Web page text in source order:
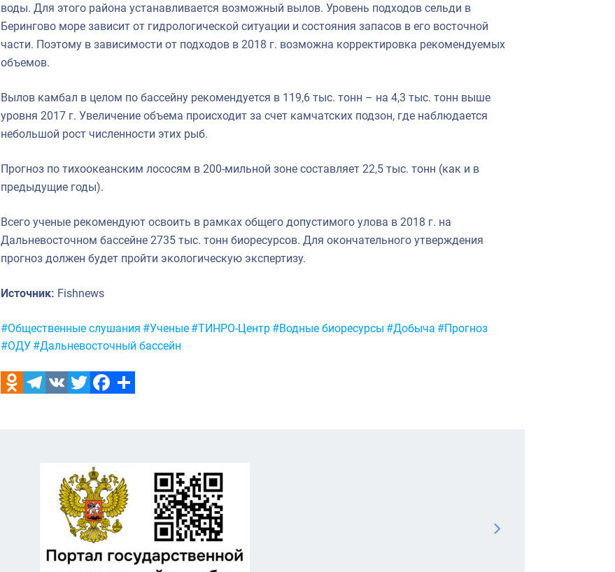
воды. Для этого района устанавливается возможный вылов. Уровень подходов сельди в
Берингово море зависит от гидрологической ситуации и состояния запасов в его восточной
части. Поэтому в зависимости от подходов в 2018 г. возможна корректировка рекомендуемых
объемов.
Вылов камбал в целом по бассейну рекомендуется в 119,6 тыс. тонн – на 4,3 тыс. тонн выше
уровня 2017 г. Увеличение объема происходит за счет камчатских подзон, где наблюдается
небольшой рост численности этих рыб.
Прогноз по тихоокеанским лососям в 200-мильной зоне составляет 22,5 тыс. тонн (как и в
предыдущие годы).
Всего ученые рекомендуют освоить в рамках общего допустимого улова в 2018 г. на
Дальневосточном бассейне 2735 тыс. тонн биоресурсов. Для окончательного утверждения
прогноз должен будет пройти экологическую экспертизу.
Источник: Fishnews
Метки:
#Общественные слушания #Ученые #ТИНРО-Центр #Водные биоресурсы #Добыча #Прогноз
#ОДУ #Дальневосточный бассейн